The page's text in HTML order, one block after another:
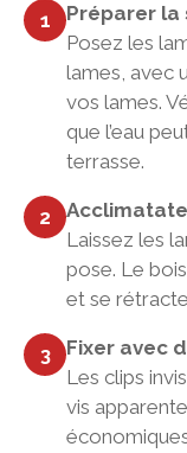
1
Préparer
Posez les
lames, avec
vos lames.
que l’eau
terrasse.
2
Laissez les
pose. Le
et se
3
Fixer avec
Les clips
vis